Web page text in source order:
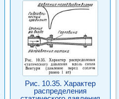
Рис. 10.35. Характер
распределения